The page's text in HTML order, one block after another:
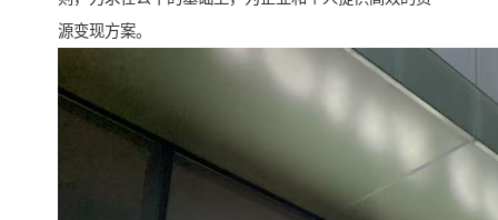
源变现方案。